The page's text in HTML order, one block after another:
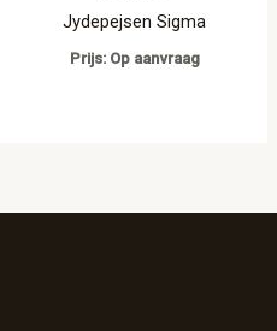
Jydepejsen Sigma
Prijs: Op aanvraag